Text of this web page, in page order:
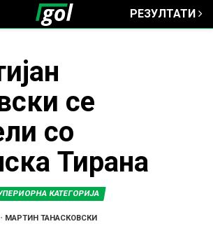
РЕЗУЛТАТИ
се
со
Тирана
КАТЕГОРИЈА
• МАРТИН ТАНАСКОВСКИ